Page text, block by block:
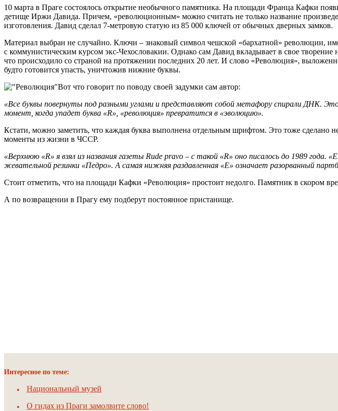
10 марта в Праге состоялось открытие необычного памятника. На площади Франца Кафки
детище Иржи Давида. Причем, «революционным» можно считать не только название
изготовления. Давид сделал 7-метровую статую из 85 000 ключей от обычных дверных замков.
Материал выбран не случайно. Ключи – знаковый символ чешской «бархатной» революции,
с коммунистическим курсом экс-Чехословакии. Однако сам Давид вкладывает в свое творение
что происходило со страной на протяжении последних 20 лет. И слово «Революция»,
будто готовится упасть, уничтожив нижние буквы.
Вот что говорит по поводу своей задумки сам автор:
«Все буквы повернуты под разными углами и представляют собой метафору спирали ДНК.
момент, когда упадет буква «R», «революция» превратится в «эволюцию».
Кстати, можно заметить, что каждая буква выполнена отдельным шрифтом. Это тоже сделано
моменты из жизни в ЧССР.
«Верхнюю «R» я взял из названия газеты Rude pravo – с такой «R» оно писалось до 1989
жевательной резинки «Педро». А самая нижняя раздавленная «Е» означает разорванный
Стоит отметить, что на площади Кафки «Революция» простоит недолго. Памятник в скором
А по возвращении в Прагу ему подберут постоянное пристанище.
Интересное по теме:
Национальный музей
О гидах из Праги замолвите слово!